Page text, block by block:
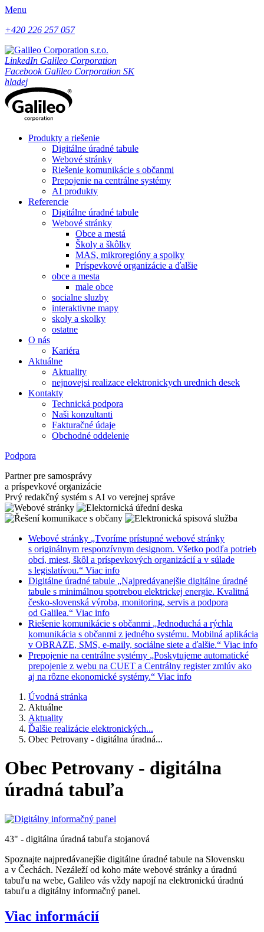
Menu
+420 226 257 057
LinkedIn Galileo Corporation
Facebook Galileo Corporation SK
hladej
Produkty a riešenie
Digitálne úradné tabule
Webové stránky
Riešenie komunikácie s občanmi
Prepojenie na centrálne systémy
AI produkty
Referencie
Digitálne úradné tabule
Webové stránky
Obce a mestá
Školy a škôlky
MAS, mikroregióny a spolky
Príspevkové organizácie a ďalšie
obce a mesta
male obce
socialne sluzby
interaktivne mapy
skoly a skolky
ostatne
O nás
Kariéra
Aktuálne
Aktuality
nejnovejsi realizace elektronickych urednich desek
Kontakty
Technická podpora
Naši konzultanti
Fakturačné údaje
Obchodné oddelenie
Podpora
Partner pre samosprávy
a príspevkové organizácie
Prvý redakčný systém s AI vo verejnej správe
Webové stránky „Tvoríme prístupné webové stránky
s originálnym responzívnym designom. Všetko podľa potrieb
obcí, miest, škôl a príspevkových organizácií a v súlade
s legislatívou.“ Viac info
Digitálne úradné tabule „Najpredávanejšie digitálne úradné
tabule s minimálnou spotrebou elektrickej energie. Kvalitná
česko-slovenská výroba, monitoring, servis a podpora
od Galilea.“ Viac info
Riešenie komunikácie s občanmi „Jednoduchá a rýchla
komunikácia s občanmi z jedného systému. Mobilná aplikácia
v OBRAZE, SMS, e-maily, sociálne siete a ďalšie.“ Viac info
Prepojenie na centrálne systémy „Poskytujeme automatické
prepojenie z webu na CUET a Centrálny register zmlúv ako
aj na rôzne ekonomické systémy.“ Viac info
Úvodná stránka
Aktuálne
Aktuality
Ďalšie realizácie elektronických...
Obec Petrovany - digitálna úradná...
Obec Petrovany - digitálna
úradná tabuľa
43" - digitálna úradná tabuľa stojanová
Spoznajte najpredávanejšie digitálne úradné tabule na Slovensku
a v Čechách. Nezáleží od koho máte webové stránky a úradnú
tabuľu na webe, Galileo vás vždy napojí na elektronickú úradnú
tabuľu a digitálny informačný panel.
Viac informácií